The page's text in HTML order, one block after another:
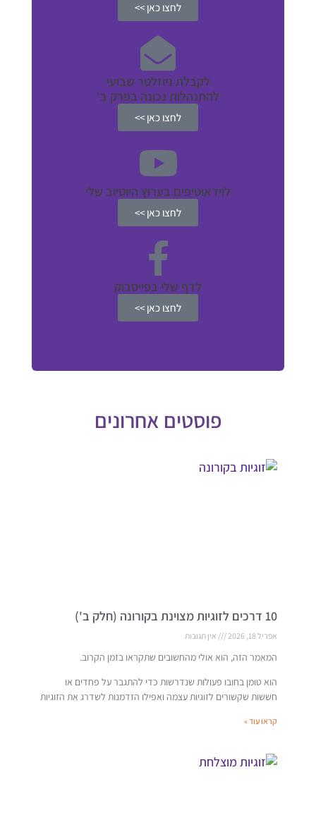
לחצו כאן >>
לקבלת ניוזלטר שבועי
להתנהלות נכונה בפרק ב'
לחצו כאן >>
לוידאוטיפים בערוץ היוטיוב שלי
לחצו כאן >>
לדף שלי בפייסבוק
לחצו כאן >>
פוסטים אחרונים
10 דרכים לזוגיות מצוינת בקורונה (חלק ב')
אפריל 18, 2026 אין תגובות
המאמר הזה, הוא אולי מהחשובים שתקראו בזמן הקרוב.
הוא טומן בחובו פעולות שנדרשות כדי להתגבר על פחדים או
חששות שקשורים לזוגיות עצמה ואפילו הזדמנות לשדרג את הזוגיות
קראו עוד »